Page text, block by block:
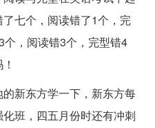
七个，阅读错了1个，完
，阅读错3个，完型错4
新东方学一下，新东方每
班，四五月份时还有冲刺